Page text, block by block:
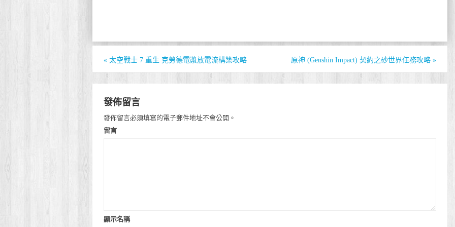
«太空戰士 7 重生 克勞德電漿放電流構築攻略 原神 (Genshin Impact) 契約之砂世界任務攻略 »
發佈留言
發佈留言必須填寫的電子郵件地址不會公開。
留言
顯示名稱